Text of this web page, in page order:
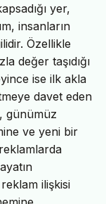
yer,
insanların
Özellikle
değer taşıdığı
ise ilk akla
davet eden
günümüz
ve yeni bir
ilişkisi